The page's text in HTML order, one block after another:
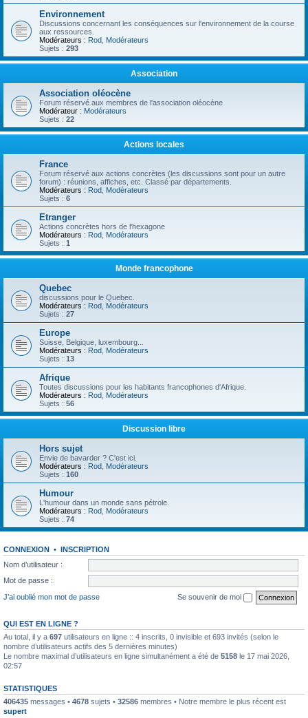
Environnement
Discussions concernant les conséquences sur l'environnement de la course
aux ressources.
Modérateurs : Rod Modérateurs
Sujets : 293
Association
Association oléocène
Forum réservé aux membres de l'association oléocène
Modérateur : Modérateurs
Sujets : 22
Actions locales
France
Forum réservé aux actions concrètes (les discussions sont pour un autre
forum) : réunions, affiches, etc. Classé par départements.
Modérateurs : Rod Modérateurs
Sujets : 6
Etranger
Actions concrètes hors de l'hexagone
Modérateurs : Rod Modérateurs
Sujets : 1
Monde francophone
Quebec
discussions pour le Quebec.
Modérateurs : Rod Modérateurs
Sujets : 27
Europe
Suisse, Belgique, luxembourg...
Modérateurs : Rod Modérateurs
Sujets : 13
Afrique
Toutes discussions pour les habitants francophones d'Afrique.
Modérateurs : Rod Modérateurs
Sujets : 56
Discussion libre
Hors sujet
Envie de bavarder ? C'est ici.
Modérateurs : Rod Modérateurs
Sujets : 160
Humour
L'humour dans un monde sans pétrole.
Modérateurs : Rod Modérateurs
Sujets : 74
CONNEXION • INSCRIPTION
Nom d’utilisateur :
Mot de passe :
J’ai oublié mon mot de passe
Se souvenir de moi
QUI EST EN LIGNE ?
Au total, il y a 697 utilisateurs en ligne :: 4 inscrits, 0 invisible et 693 invités (selon le
nombre d’utilisateurs actifs des 5 dernières minutes)
Le nombre maximal d’utilisateurs en ligne simultanément a été de 5158 le 17 mai 2026,
02:57
STATISTIQUES
406435 messages • 4678 sujets • 32586 membres • Notre membre le plus récent est
supert